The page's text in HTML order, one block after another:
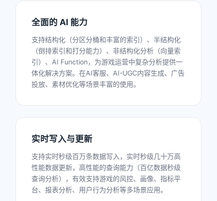
全面的 AI 能力
支持结构化（分区分桶和丰富的索引）、半结构化
（倒排索引和打分能力）、非结构化分析（向量索
引）、AI Function，为游戏运营中复杂分析提供一
体化解决方案。在AI客服、AI-UGC内容生成、广告
投放、素材优化等场景丰富的使用。
实时写入与更新
支持实时秒级百万条数据写入，实时秒级几十万高
性能数据更新，高性能的查询能力（百亿数据秒级
查询分析），有效支持游戏的风控、画像、指标平
台、报表分析、用户行为分析等多场景应用。